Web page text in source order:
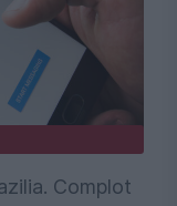
Complot